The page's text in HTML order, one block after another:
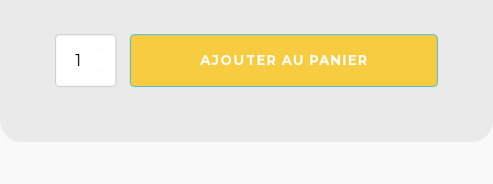
quantité
AJOUTER AU PANIER